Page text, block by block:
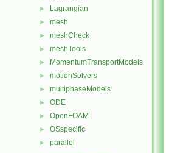
► Lagrangian
► mesh
► meshCheck
► meshTools
► MomentumTransportModels
► motionSolvers
► multiphaseModels
► ODE
► OpenFOAM
► OSspecific
► parallel